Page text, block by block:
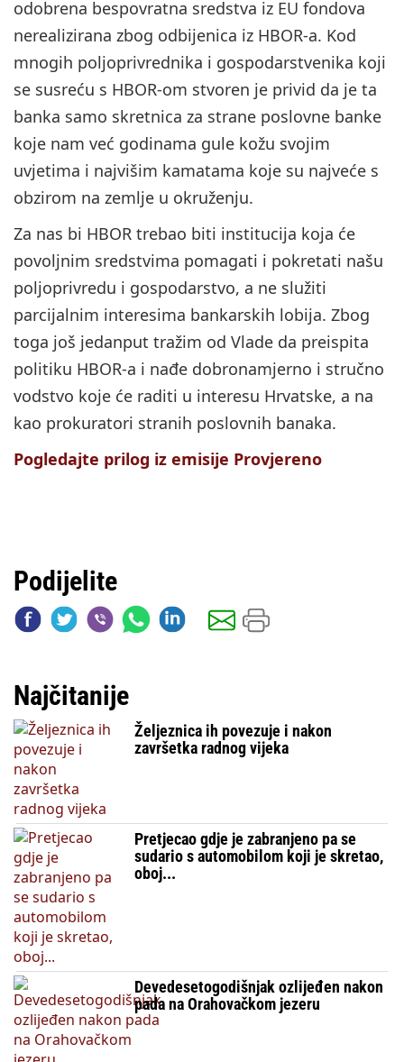
odobrena bespovratna sredstva iz EU fondova
nerealizirana zbog odbijenica iz HBOR-a. Kod
mnogih poljoprivrednika i gospodarstvenika koji
se susreću s HBOR-om stvoren je privid da je ta
banka samo skretnica za strane poslovne banke
koje nam već godinama gule kožu svojim
uvjetima i najvišim kamatama koje su najveće s
obzirom na zemlje u okruženju.
Za nas bi HBOR trebao biti institucija koja će
povoljnim sredstvima pomagati i pokretati našu
poljoprivredu i gospodarstvo, a ne služiti
parcijalnim interesima bankarskih lobija. Zbog
toga još jedanput tražim od Vlade da preispita
politiku HBOR-a i nađe dobronamjerno i stručno
vodstvo koje će raditi u interesu Hrvatske, a na
kao prokuratori stranih poslovnih banaka.
Pogledajte prilog iz emisije Provjereno
Podijelite
Najčitanije
Željeznica ih povezuje i nakon
završetka radnog vijeka
Pretjecao gdje je zabranjeno pa se
sudario s automobilom koji je skretao,
oboj...
Devedesetogodišnjak ozlijeđen nakon
pada na Orahovačkom jezeru